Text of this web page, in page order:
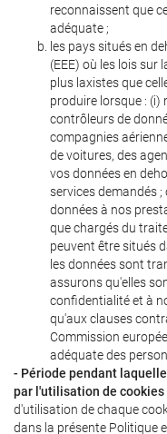
reconnaissent que
adéquate ;
les pays situés en
(EEE) où les lois sur
plus laxistes que
produire lorsque : (i)
contrôleurs de
compagnies
de voitures, des
vos données en
services demandés
données à nos
que chargés du
peuvent être situés
les données sont
assurons qu'elles
confidentialité et à
qu'aux clauses
Commission
adéquate des
- Période pendant
par l'utilisation de
d'utilisation de chaque
dans la présente Politique